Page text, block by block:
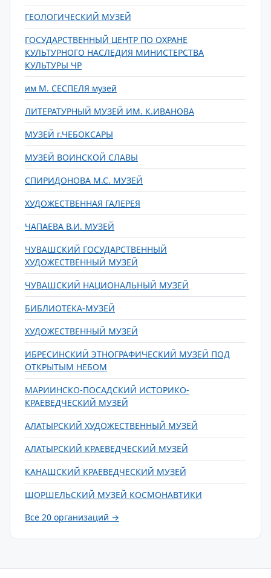
ГЕОЛОГИЧЕСКИЙ МУЗЕЙ
ГОСУДАРСТВЕННЫЙ ЦЕНТР ПО ОХРАНЕ
КУЛЬТУРНОГО НАСЛЕДИЯ МИНИСТЕРСТВА
КУЛЬТУРЫ ЧР
им М. СЕСПЕЛЯ музей
ЛИТЕРАТУРНЫЙ МУЗЕЙ ИМ. К.ИВАНОВА
МУЗЕЙ г.ЧЕБОКСАРЫ
МУЗЕЙ ВОИНСКОЙ СЛАВЫ
СПИРИДОНОВА М.С. МУЗЕЙ
ХУДОЖЕСТВЕННАЯ ГАЛЕРЕЯ
ЧАПАЕВА В.И. МУЗЕЙ
ЧУВАШСКИЙ ГОСУДАРСТВЕННЫЙ
ХУДОЖЕСТВЕННЫЙ МУЗЕЙ
ЧУВАШСКИЙ НАЦИОНАЛЬНЫЙ МУЗЕЙ
БИБЛИОТЕКА-МУЗЕЙ
ХУДОЖЕСТВЕННЫЙ МУЗЕЙ
ИБРЕСИНСКИЙ ЭТНОГРАФИЧЕСКИЙ МУЗЕЙ ПОД
ОТКРЫТЫМ НЕБОМ
МАРИИНСКО-ПОСАДСКИЙ ИСТОРИКО-
КРАЕВЕДЧЕСКИЙ МУЗЕЙ
АЛАТЫРСКИЙ ХУДОЖЕСТВЕННЫЙ МУЗЕЙ
АЛАТЫРСКИЙ КРАЕВЕДЧЕСКИЙ МУЗЕЙ
КАНАШСКИЙ КРАЕВЕДЧЕСКИЙ МУЗЕЙ
ШОРШЕЛЬСКИЙ МУЗЕЙ КОСМОНАВТИКИ
Все 20 организаций →